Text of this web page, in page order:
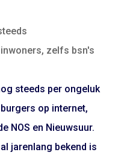
zelfs bsn's
steeds per ongeluk
op internet,
NOS en Nieuwsuur.
jarenlang bekend is